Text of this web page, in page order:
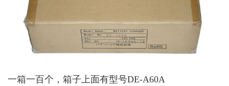
一箱一百个，箱子上面有型号DE-A60A